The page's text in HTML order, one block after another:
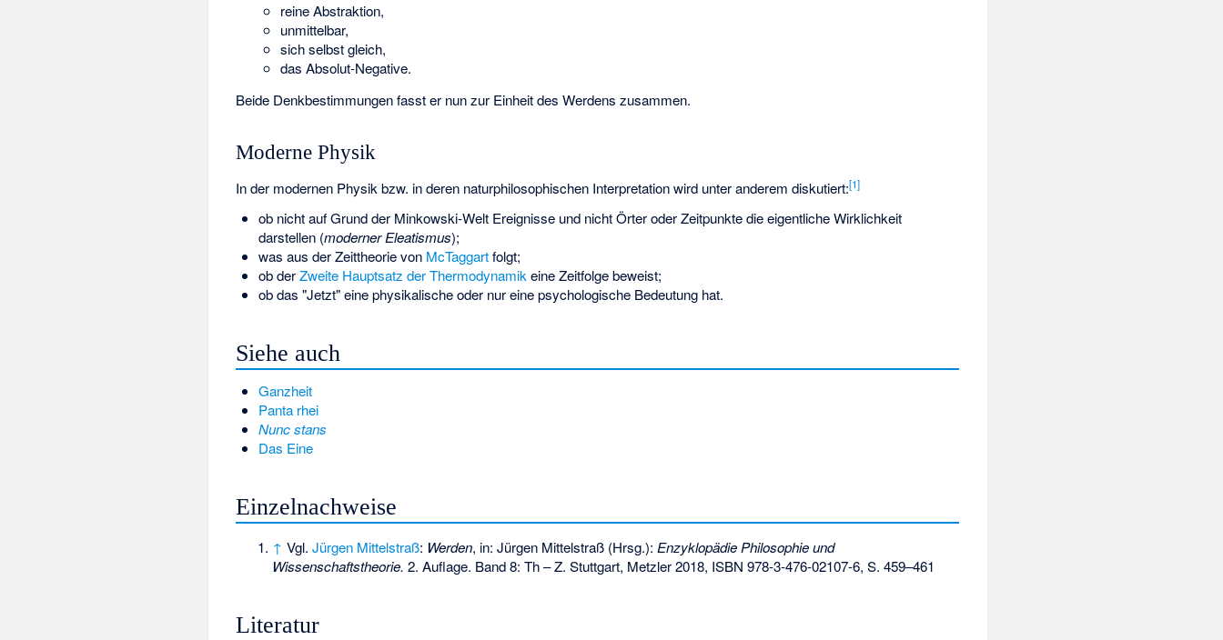
reine Abstraktion,
unmittelbar,
sich selbst gleich,
das Absolut-Negative.
Beide Denkbestimmungen fasst er nun zur Einheit des Werdens zusammen.
Moderne Physik
In der modernen Physik bzw. in deren naturphilosophischen Interpretation wird unter anderem diskutiert:[1]
ob nicht auf Grund der Minkowski-WeltEreignisse und nicht Örter oder Zeitpunkte die eigentliche Wirklichkeit
darstellen (moderner Eleatismus);
was aus der Zeittheorie von McTaggartfolgt;
ob derZweite Hauptsatz der Thermodynamik eine Zeitfolge beweist;
ob das "Jetzt" eine physikalische oder nur eine psychologische Bedeutung hat.
Siehe auch
Ganzheit
Panta rhei
Nunc stans
Das Eine
Einzelnachweise
↑ Vgl.Jürgen Mittelstraß: Werden, in: Jürgen Mittelstraß (Hrsg.):Enzyklopädie Philosophie und
Wissenschaftstheorie. 2. Auflage. Band 8: Th – Z. Stuttgart, Metzler 2018, ISBN 978-3-476-02107-6, S. 459–461
Literatur